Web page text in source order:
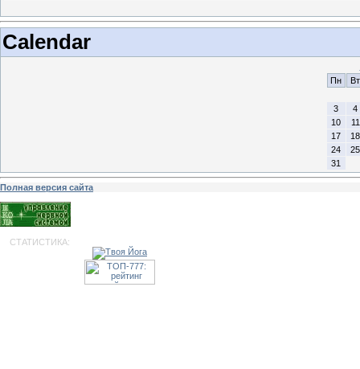
Calendar
Пн
Вт
3
4
10
11
17
18
24
25
31
Полная версия сайта
СТАТИСТИКА: